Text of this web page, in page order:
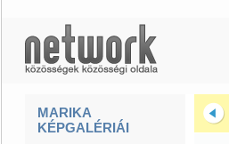
MARIKA
KÉPGALÉRIÁI